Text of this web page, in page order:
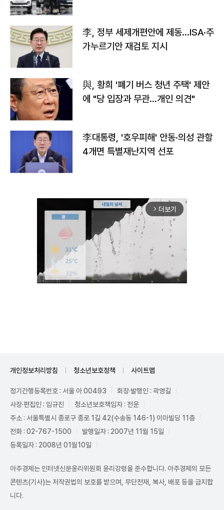
李, 정부 세제개편안에 제동…ISA·주
가누르기안 재검토 지시
與, 황희 '폐기 버스 청년 주택' 제안
에 "당 입장과 무관…개인 의견"
李대통령, '호우피해' 안동·의성 관할
4개면 특별재난지역 선포
arrow_forward_ios 더보기
개인정보처리방침 청소년보호정책 사이트맵
정기간행등록번호 : 서울 아 00493
회장·발행인 : 곽영길
사장·편집인 : 임규진
청소년보호책임자 : 전운
주소 : 서울특별시 종로구 종로 1길 42(수송동 146-1) 이마빌딩 11층
전화 : 02-767-1500
발행일자 : 2007년 11월 15일
등록일자 : 2008년 01월10일
아주경제는 인터넷신문윤리위원회 윤리강령을 준수합니다. 아주경제의 모든
콘텐츠(기사)는 저작권법의 보호를 받으며, 무단전재, 복사, 배포 등을 금지합
니다.